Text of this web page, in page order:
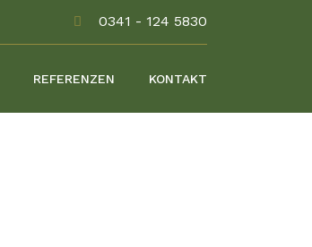
0341 - 124 5830
REFERENZEN KONTAKT